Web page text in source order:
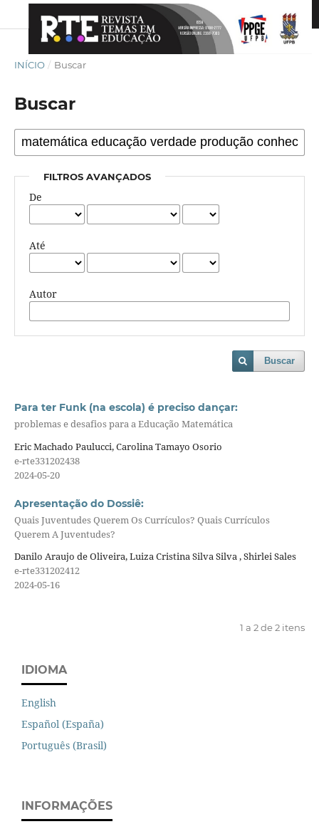
INÍCIO / Buscar
Buscar
FILTROS AVANÇADOS
De
Até
Autor
Buscar
Para ter Funk (na escola) é preciso dançar:
problemas e desafios para a Educação Matemática
Eric Machado Paulucci, Carolina Tamayo Osorio
e-rte331202438
2024-05-20
Apresentação do Dossiê:
Quais Juventudes Querem Os Currículos? Quais Currículos
Querem A Juventudes?
Danilo Araujo de Oliveira, Luiza Cristina Silva Silva , Shirlei Sales
e-rte331202412
2024-05-16
1 a 2 de 2 itens
IDIOMA
English
Español (España)
Português (Brasil)
INFORMAÇÕES